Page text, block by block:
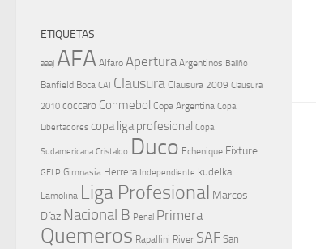
ETIQUETAS
aaaj AFA Alfaro Apertura Argentinos Baliño
Banfield Boca CAI Clausura Clausura 2009 Clausura
2010 coccaro Conmebol Copa Argentina Copa
Libertadores copa liga profesional Copa
Sudamericana Cristaldo Duco Echenique Fixture
GELP Gimnasia Herrera Independiente kudelka
Lamolina Liga Profesional Marcos
Díaz Nacional B Penal Primera
Quemeros Rapallini River SAF San